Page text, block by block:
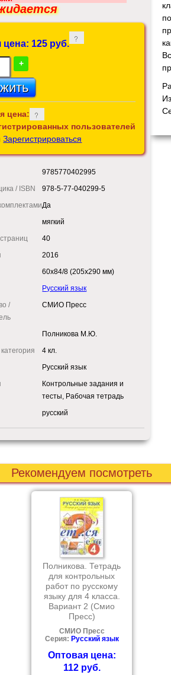
цена: 125 руб.
+
цена:
пользователей
Зарегистрироваться
9785770402995
/ ISBN
978-5-77-040299-5
Да
мягкий
40
2016
60x84/8 (205x290 мм)
Русский язык
/
СМИО Пресс
Полникова М.Ю.
4 кл.
Русский язык
Контрольные задания и
тесты, Рабочая тетрадь
русский
Рекомендуем посмотреть
Полникова. Тетрадь
для контрольных
работ по русскому
языку для 4 класса.
Вариант 2 (Смио
Пресс)
СМИО Пресс
Серия: Русский язык
Оптовая цена:
112 руб.